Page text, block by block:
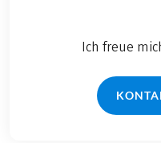
Ich freue